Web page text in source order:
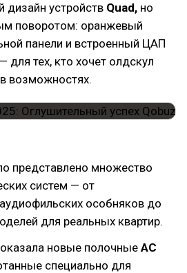
дизайн устройств Quad, но
поворотом: оранжевый
панели и встроенный ЦАП
для тех, кто хочет олдскул
возможностях.
представлено множество
систем — от
особняков до
для реальных квартир.
новые полочныеАС
специально для